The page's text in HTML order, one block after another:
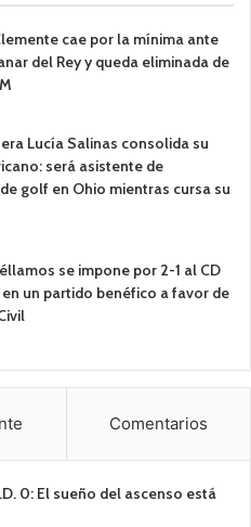
cae por la mínima ante
del Rey y queda eliminada de
Lucía Salinas consolida su
será asistente de
golf en Ohio mientras cursa su
se impone por 2-1 al CD
un partido benéfico a favor de
Comentarios
0: El sueño del ascenso está